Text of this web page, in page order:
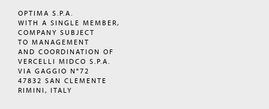
OPTIMA S.P.A.
WITH A SINGLE MEMBER,
COMPANY SUBJECT
TO MANAGEMENT
AND COORDINATION OF
VERCELLI MIDCO S.P.A.
VIA GAGGIO N°72
47832 SAN CLEMENTE
RIMINI, ITALY